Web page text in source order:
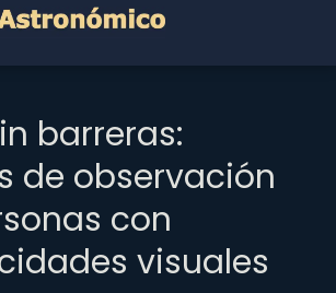
barreras:
de observación
con
visuales